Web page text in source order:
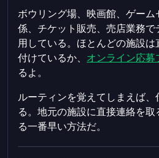
ボウリング場、映画館、ゲー
係、チケット販売、売店業務
用している。ほとんどの施設
付けているか、 オンライン応募
るよ。
ルーティンを覚えてしまえば
る。地元の施設に直接連絡を
る一番早い方法だ。